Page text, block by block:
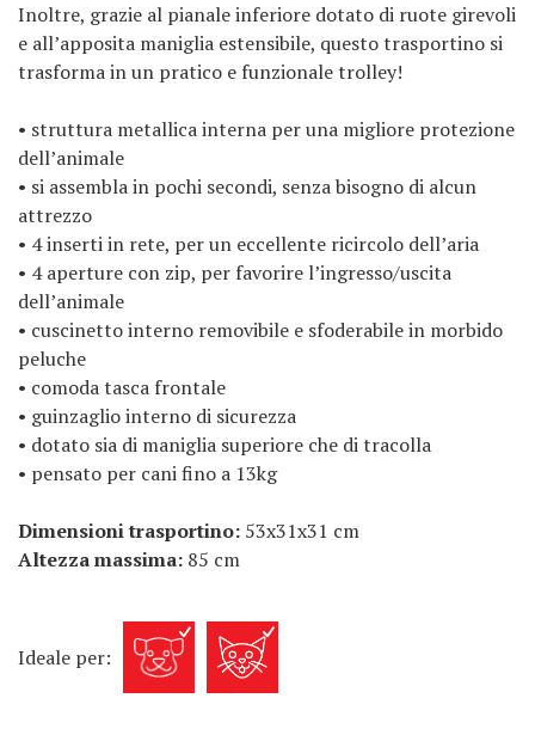
Inoltre, grazie al pianale inferiore dotato di ruote girevoli
e all’apposita maniglia estensibile, questo trasportino si
trasforma in un pratico e funzionale trolley!
• struttura metallica interna per una migliore protezione
dell’animale
• si assembla in pochi secondi, senza bisogno di alcun
attrezzo
• 4 inserti in rete, per un eccellente ricircolo dell’aria
• 4 aperture con zip, per favorire l’ingresso/uscita
dell’animale
• cuscinetto interno removibile e sfoderabile in morbido
peluche
• comoda tasca frontale
• guinzaglio interno di sicurezza
• dotato sia di maniglia superiore che di tracolla
• pensato per cani fino a 13kg
Dimensioni trasportino: 53x31x31 cm
Altezza massima: 85 cm
Ideale per: